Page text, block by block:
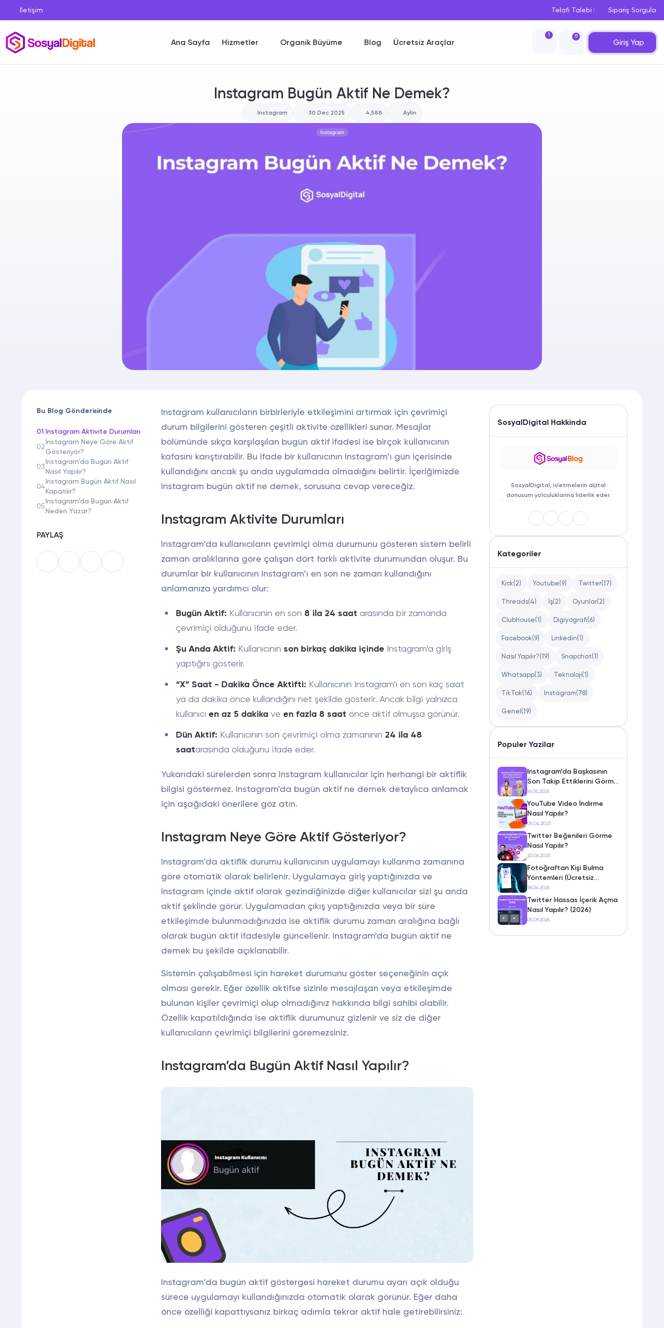
İletişim Telafi Talebi Sipariş Sorgula
Ana Sayfa Hizmetler Organik Büyüme Blog Ücretsiz Araçlar
1 0
Giriş Yap
Instagram Bugün Aktif Ne Demek?
Instagram 30 Dec 2025 4,588 Aylin
Bu Blog Gönderisinde
01 Instagram Aktivite Durumları
02
Instagram Neye Göre Aktif
Gösteriyor?
03
Instagram’da Bugün Aktif
Nasıl Yapılır?
04
Instagram Bugün Aktif Nasıl
Kapatılır?
05
Instagram’da Bugün Aktif
Neden Yazar?
PAYLAŞ
Instagram kullanıcıların birbirleriyle etkileşimini artırmak için çevrimiçi
durum bilgilerini gösteren çeşitli aktivite özellikleri sunar. Mesajlar
bölümünde sıkça karşılaşılan bugün aktif ifadesi ise birçok kullanıcının
kafasını karıştırabilir. Bu ifade bir kullanıcının Instagram’ı gün içerisinde
kullandığını ancak şu anda uygulamada olmadığını belirtir. İçeriğimizde
Instagram bugün aktif ne demek, sorusuna cevap vereceğiz.
Instagram Aktivite Durumları
Instagram’da kullanıcıların çevrimiçi olma durumunu gösteren sistem belirli
zaman aralıklarına göre çalışan dört farklı aktivite durumundan oluşur. Bu
durumlar bir kullanıcının Instagram’ı en son ne zaman kullandığını
anlamanıza yardımcı olur:
Bugün Aktif: Kullanıcının en son 8 ila 24 saat arasında bir zamanda
çevrimiçi olduğunu ifade eder.
Şu Anda Aktif: Kullanıcının son birkaç dakika içinde Instagram’a giriş
yaptığını gösterir.
“X” Saat - Dakika Önce Aktifti: Kullanıcının Instagram’ı en son kaç saat
ya da dakika önce kullandığını net şekilde gösterir. Ancak bilgi yalnızca
kullanıcı en az 5 dakika ve en fazla 8 saat önce aktif olmuşsa görünür.
Dün Aktif: Kullanıcının son çevrimiçi olma zamanının 24 ila 48
saatarasında olduğunu ifade eder.
Yukarıdaki sürelerden sonra Instagram kullanıcılar için herhangi bir aktiflik
bilgisi göstermez. Instagram'da bugün aktif ne demek detaylıca anlamak
için aşağıdaki önerilere göz atın.
Instagram Neye Göre Aktif Gösteriyor?
Instagram’da aktiflik durumu kullanıcının uygulamayı kullanma zamanına
göre otomatik olarak belirlenir. Uygulamaya giriş yaptığınızda ve
Instagram içinde aktif olarak gezindiğinizde diğer kullanıcılar sizi şu anda
aktif şeklinde görür. Uygulamadan çıkış yaptığınızda veya bir süre
etkileşimde bulunmadığınızda ise aktiflik durumu zaman aralığına bağlı
olarak bugün aktif ifadesiyle güncellenir. Instagram'da bugün aktif ne
demek bu şekilde açıklanabilir.
Sistemin çalışabilmesi için hareket durumunu göster seçeneğinin açık
olması gerekir. Eğer özellik aktifse sizinle mesajlaşan veya etkileşimde
bulunan kişiler çevrimiçi olup olmadığınız hakkında bilgi sahibi olabilir.
Özellik kapatıldığında ise aktiflik durumunuz gizlenir ve siz de diğer
kullanıcıların çevrimiçi bilgilerini göremezsiniz.
Instagram’da Bugün Aktif Nasıl Yapılır?
Instagram’da bugün aktif göstergesi hareket durumu ayarı açık olduğu
sürece uygulamayı kullandığınızda otomatik olarak görünür. Eğer daha
önce özelliği kapattıysanız birkaç adımla tekrar aktif hale getirebilirsiniz:
SosyalDigital Hakkinda
SosyalDigital, isletmelerin dijital
donusum yolculuklarina liderlik eder.
Kategoriler
Kick(2) Youtube(9) Twitter(17)
Threads(4) İş(2) Oyunlar(2)
Clubhouse(1) Digiyografi(6)
Facebook(9) Linkedin(1)
Nasıl Yapılır?(19) Snapchat(1)
Whatsapp(3) Teknoloji(1)
TikTok(16) Instagram(78)
Genel (19)
Populer Yazilar
Instagram’da Başkasının
Son Takip Ettiklerini Görme
Nasıl Yapılır?
16.05.2025
YouTube Video İndirme
Nasıl Yapılır?
05.04.2023
Twitter Beğenileri Görme
Nasıl Yapılır?
20.06.2025
Fotoğraftan Kişi Bulma
Yöntemleri (Ücretsiz
Siteler)
18.04.2025
Twitter Hassas İçerik Açma
Nasıl Yapılır? (2026)
05.09.2025